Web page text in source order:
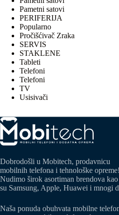
Pametni satovi
PERIFERIJA
Popularno
Pročišćivač Zraka
SERVIS
STAKLENE
Tableti
Telefoni
Telefoni
TV
Usisivači
Dobrodošli u Mobitech, prodavnicu
mobilnih telefona i tehnološke opreme!
Nudimo širok asortiman brendova kao
su Samsung, Apple, Huawei i mnogi
Naša ponuda obuhvata mobilne